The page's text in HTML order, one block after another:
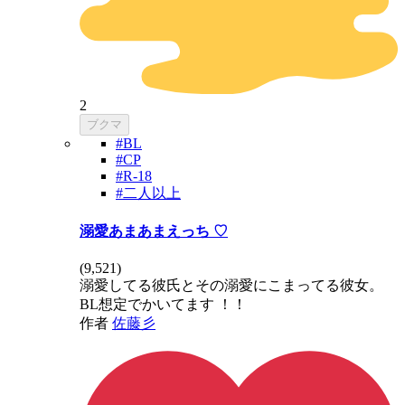
2
ブクマ
#BL
#CP
#R-18
#二人以上
溺愛あまあまえっち ♡
(9,521)
溺愛してる彼氏とその溺愛にこまってる彼女。
BL想定でかいてます ！！
作者 佐藤彡